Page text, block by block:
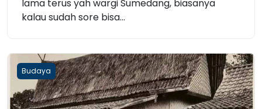
lama terus yah wargi Sumedang, biasanya
kalau sudah sore bisa...
Budaya